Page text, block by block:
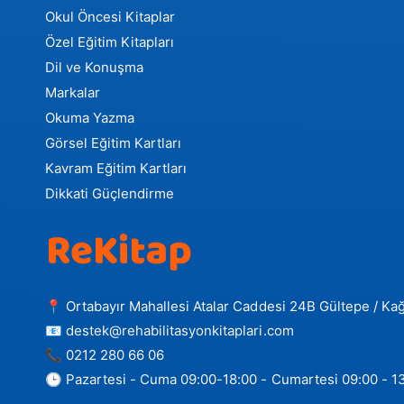
Okul Öncesi Kitaplar
Özel Eğitim Kitapları
Dil ve Konuşma
Markalar
Okuma Yazma
Görsel Eğitim Kartları
Kavram Eğitim Kartları
Dikkati Güçlendirme
📍 Ortabayır Mahallesi Atalar Caddesi 24B Gültepe /
📧 destek@rehabilitasyonkitaplari.com
📞 0212 280 66 06
🕒 Pazartesi - Cuma 09:00-18:00 - Cumartesi 09:00 -